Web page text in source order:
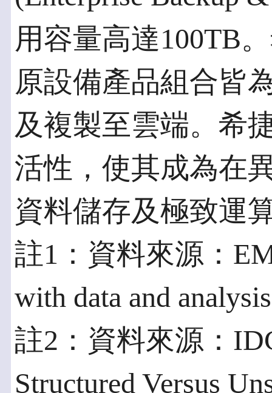
用容量高達100TB
原設備產品組合皆
及複製至雲端。希
活性，使其成為在
資料儲存及極致運
註1：資料來源：
with data and
註2：資料來源：
Structured Versus